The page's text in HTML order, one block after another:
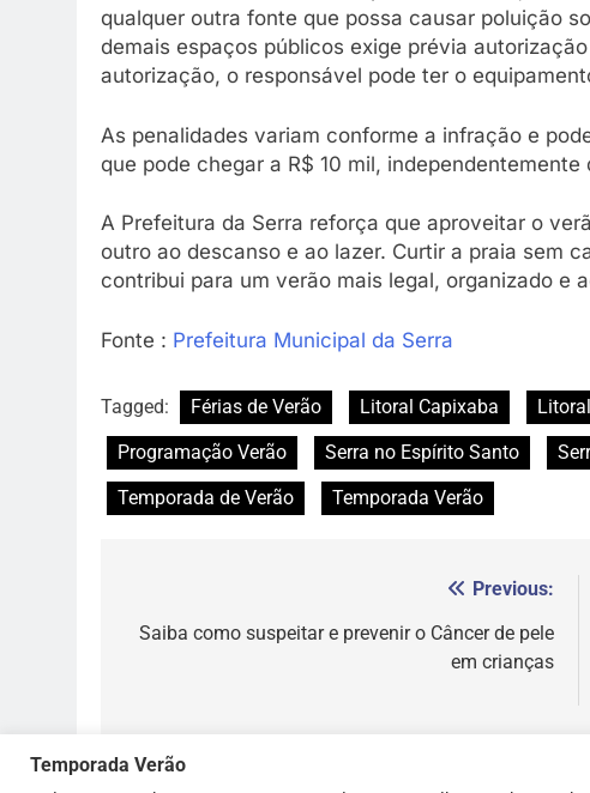
qualquer outra fonte que possa causar poluição
demais espaços públicos exige prévia
autorização, o responsável pode ter o
As penalidades variam conforme a infração e
que pode chegar a R$ 10 mil, independentemente
A Prefeitura da Serra reforça que aproveitar o
outro ao descanso e ao lazer. Curtir a praia sem
contribui para um verão mais legal, organizado e
Fonte : Prefeitura Municipal da Serra
Tagged: Férias de Verão Litoral Capixaba
Programação Verão
Serra no Espírito Santo
Temporada de Verão
Temporada Verão
de
Previous:
Saiba como suspeitar e prevenir o Câncer de pele
em crianças
Temporada Verão